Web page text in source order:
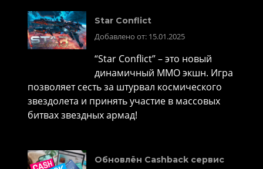
Star Conflict
Добавлено от: 15.01.2025
“Star Conflict” – это новый
динамичный MMO экшн. Игра
позволяет сесть за штурвал космического
звездолета и принять участие в массовых
битвах звездных армад!
Обновлён Cashback сервис